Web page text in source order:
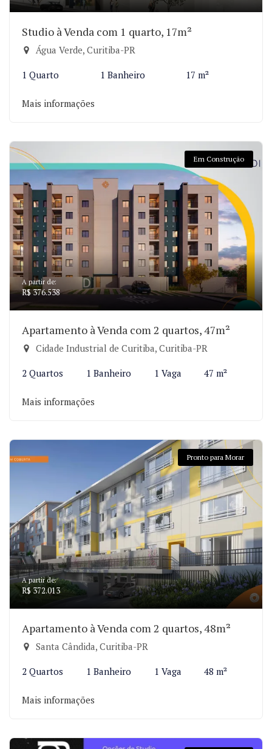
Studio à Venda com 1 quarto, 17m²
Água Verde, Curitiba-PR
1 Quarto 1 Banheiro 17 m²
Mais informações
Em Construção
A partir de:
R$ 376.538
Apartamento à Venda com 2 quartos, 47m²
Cidade Industrial de Curitiba, Curitiba-PR
2 Quartos 1 Banheiro 1 Vaga 47 m²
Mais informações
Pronto para Morar
A partir de:
R$ 372.013
Apartamento à Venda com 2 quartos, 48m²
Santa Cândida, Curitiba-PR
2 Quartos 1 Banheiro 1 Vaga 48 m²
Mais informações